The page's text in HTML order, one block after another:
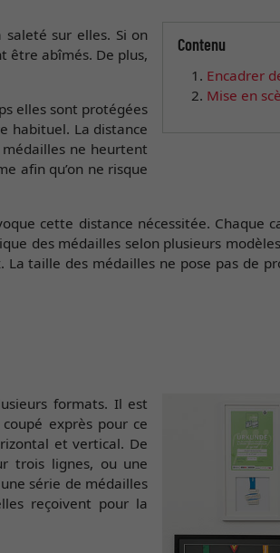
sur elles. Si on
être abîmés. De plus,
elles sont protégées
habituel. La distance
ne heurtent
afin qu’on ne risque
Contenu
Encadrer
Mise en
cette distance nécessitée. Chaque
des médailles selon plusieurs
taille des médailles ne pose pas de
formats. Il est
exprès pour ce
et vertical. De
trois lignes, ou une
série de médailles
reçoivent pour la